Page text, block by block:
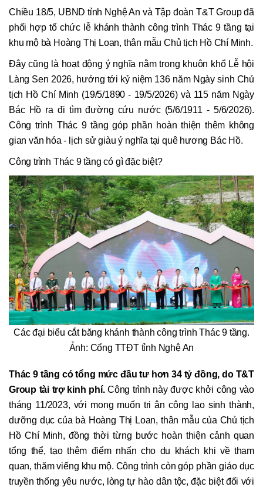
Chiều 18/5, UBND tỉnh Nghệ An và Tập đoàn T&T Groupđã
phối hợp tổ chức lễ khánh thành công trình Thác 9 tầng tại
khu mộ bà Hoàng Thị Loan, thân mẫu Chủ tịch Hồ Chí Minh.
Đây cũng là hoạt động ý nghĩa nằm trong khuôn khổ Lễ hội
Làng Sen 2026, hướng tới kỷ niệm 136 năm Ngày sinh Chủ
tịch Hồ Chí Minh (19/5/1890 - 19/5/2026) và 115 năm Ngày
Bác Hồ ra đi tìm đường cứu nước (5/6/1911 - 5/6/2026).
Công trình Thác 9 tầng góp phần hoàn thiện thêm không
gian văn hóa - lịch sử giàu ý nghĩa tại quê hương Bác Hồ.
Công trình Thác 9 tầng có gì đặc biệt?
Các đại biểu cắt băng khánh thành công trình Thác 9 tầng.
Ảnh: Cổng TTĐT tỉnh Nghệ An
Thác 9 tầng có tổng mức đầu tư hơn 34 tỷ đồng,do T&T
Group tài trợ kinh phí.Công trình này được khởi công vào
tháng 11/2023, với mong muốn tri ân công lao sinh thành,
dưỡng dục của bà Hoàng Thị Loan, thân mẫu của Chủ tịch
Hồ Chí Minh, đồng thời từng bước hoàn thiện cảnh quan
tổng thể, tạo thêm điểm nhấn cho du khách khi về tham
quan, thăm viếng khu mộ. Công trình còn góp phần giáo dục
truyền thống yêu nước, lòng tự hào dân tộc, đặc biệt đối với